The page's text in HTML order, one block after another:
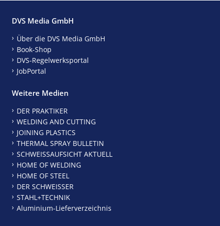
DVS Media GmbH
Über die DVS Media GmbH
Book-Shop
DVS-Regelwerksportal
JobPortal
Weitere Medien
DER PRAKTIKER
WELDING AND CUTTING
JOINING PLASTICS
THERMAL SPRAY BULLETIN
SCHWEISSAUFSICHT AKTUELL
HOME OF WELDING
HOME OF STEEL
DER SCHWEISSER
STAHL+TECHNIK
Aluminium-Lieferverzeichnis